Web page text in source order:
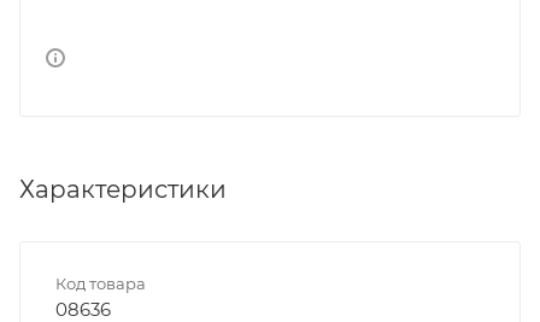
Характеристики
Код товара
08636